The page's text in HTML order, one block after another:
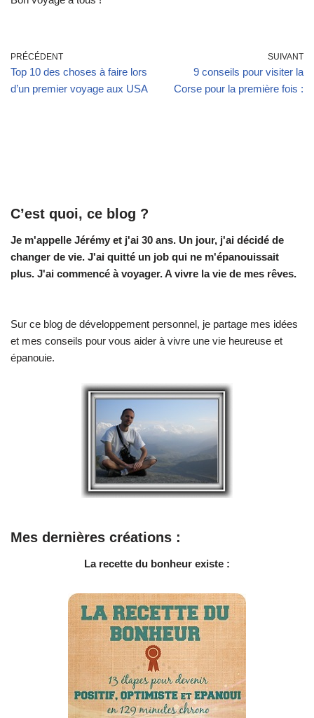
PRÉCÉDENT
Top 10 des choses à faire lors
d’un premier voyage aux USA
SUIVANT
9 conseils pour visiter la
Corse pour la première fois :
C’est quoi, ce blog ?
Je m'appelle Jérémy et j'ai 30 ans. Un jour, j'ai décidé de
changer de vie. J'ai quitté un job qui ne m'épanouissait
plus. J'ai commencé à voyager. A vivre la vie de mes rêves.
Sur ce blog de développement personnel, je partage mes idées
et mes conseils pour vous aider à vivre une vie heureuse et
épanouie.
Mes dernières créations :
La recette du bonheur existe :